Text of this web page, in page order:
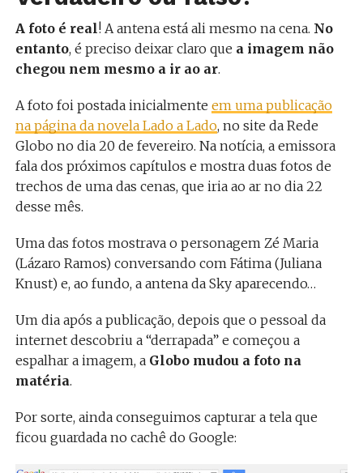
A foto é real! A antena está ali mesmo na cena. No
entanto, é preciso deixar claro que a imagem não
chegou nem mesmo a ir ao ar.
A foto foi postada inicialmente em uma publicação
na página da novela Lado a Lado, no site da Rede
Globo no dia 20 de fevereiro. Na notícia, a emissora
fala dos próximos capítulos e mostra duas fotos de
trechos de uma das cenas, que iria ao ar no dia 22
desse mês.
Uma das fotos mostrava o personagem Zé Maria
(Lázaro Ramos) conversando com Fátima (Juliana
Knust) e, ao fundo, a antena da Sky aparecendo…
Um dia após a publicação, depois que o pessoal da
internet descobriu a “derrapada” e começou a
espalhar a imagem, a Globo mudou a foto na
matéria.
Por sorte, ainda conseguimos capturar a tela que
ficou guardada no cachê do Google: